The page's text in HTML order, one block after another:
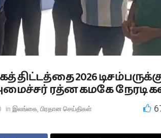
திட்டத்தை 2026
ரத்ன கமகே நேரடி
in இலங்கை பிரதான செய்திகள்